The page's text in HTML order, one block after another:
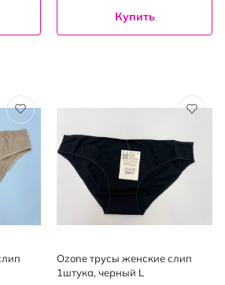
Купить
Ozone трусы женские слип
1штука, черный L